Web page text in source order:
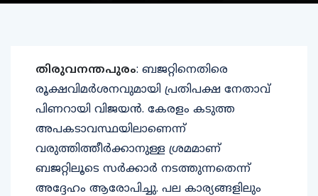
തിരുവനന്തപുരം: ബജറ്റിനെതിരെ
രൂക്ഷവിമർശനവുമായി പ്രതിപക്ഷ നേതാവ്
പിണറായി വിജയൻ. കേരളം കടുത്ത
അപകടാവസ്ഥയിലാണെന്ന്
വരുത്തിത്തീർക്കാനുള്ള ശ്രമമാണ്
ബജറ്റിലൂടെ സർക്കാർ നടത്തുന്നതെന്ന്
അദ്ദേഹം ആരോപിച്ചു. പല കാര്യങ്ങളിലും